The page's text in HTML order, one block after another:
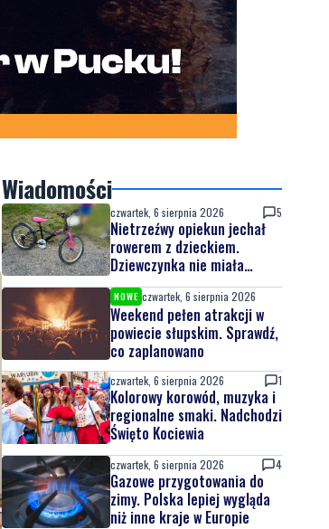
Wiadomości
czwartek, 6 sierpnia 2026 5
Nietrzeźwy opiekun jechał
rowerem z dzieckiem.
Dziewczynka nie miała
kasku
NOWE czwartek, 6 sierpnia 2026
Weekend pełen atrakcji w
powiecie słupskim. Sprawdź,
co zaplanowano
czwartek, 6 sierpnia 2026 1
Kolorowy korowód, muzyka i
regionalne smaki. Nadchodzi
Święto Kociewia
czwartek, 6 sierpnia 2026 4
Gazowe przygotowania do
zimy. Polska lepiej wygląda
niż inne kraje w Europie